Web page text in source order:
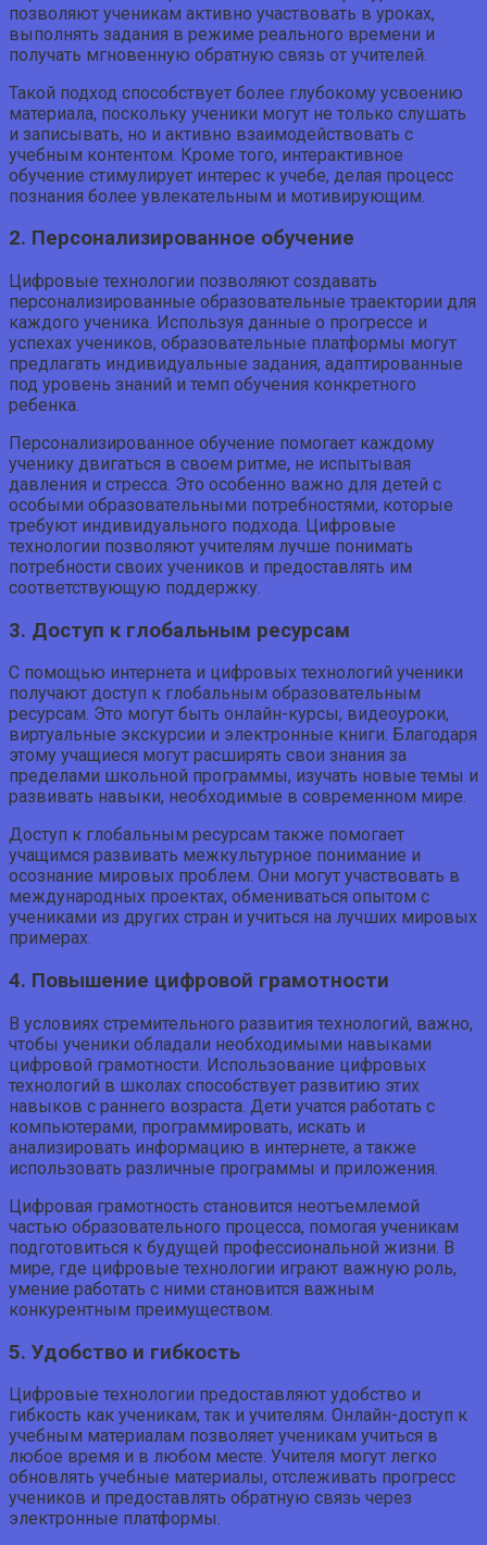
позволяют ученикам активно участвовать в уроках,
выполнять задания в режиме реального времени и
получать мгновенную обратную связь от учителей.
Такой подход способствует более глубокому усвоению
материала, поскольку ученики могут не только слушать
и записывать, но и активно взаимодействовать с
учебным контентом. Кроме того, интерактивное
обучение стимулирует интерес к учебе, делая процесс
познания более увлекательным и мотивирующим.
2. Персонализированное обучение
Цифровые технологии позволяют создавать
персонализированные образовательные траектории для
каждого ученика. Используя данные о прогрессе и
успехах учеников, образовательные платформы могут
предлагать индивидуальные задания, адаптированные
под уровень знаний и темп обучения конкретного
ребенка.
Персонализированное обучение помогает каждому
ученику двигаться в своем ритме, не испытывая
давления и стресса. Это особенно важно для детей с
особыми образовательными потребностями, которые
требуют индивидуального подхода. Цифровые
технологии позволяют учителям лучше понимать
потребности своих учеников и предоставлять им
соответствующую поддержку.
3. Доступ к глобальным ресурсам
С помощью интернета и цифровых технологий ученики
получают доступ к глобальным образовательным
ресурсам. Это могут быть онлайн-курсы, видеоуроки,
виртуальные экскурсии и электронные книги. Благодаря
этому учащиеся могут расширять свои знания за
пределами школьной программы, изучать новые темы и
развивать навыки, необходимые в современном мире.
Доступ к глобальным ресурсам также помогает
учащимся развивать межкультурное понимание и
осознание мировых проблем. Они могут участвовать в
международных проектах, обмениваться опытом с
учениками из других стран и учиться на лучших мировых
примерах.
4. Повышение цифровой грамотности
В условиях стремительного развития технологий, важно,
чтобы ученики обладали необходимыми навыками
цифровой грамотности. Использование цифровых
технологий в школах способствует развитию этих
навыков с раннего возраста. Дети учатся работать с
компьютерами, программировать, искать и
анализировать информацию в интернете, а также
использовать различные программы и приложения.
Цифровая грамотность становится неотъемлемой
частью образовательного процесса, помогая ученикам
подготовиться к будущей профессиональной жизни. В
мире, где цифровые технологии играют важную роль,
умение работать с ними становится важным
конкурентным преимуществом.
5. Удобство и гибкость
Цифровые технологии предоставляют удобство и
гибкость как ученикам, так и учителям. Онлайн-доступ к
учебным материалам позволяет ученикам учиться в
любое время и в любом месте. Учителя могут легко
обновлять учебные материалы, отслеживать прогресс
учеников и предоставлять обратную связь через
электронные платформы.